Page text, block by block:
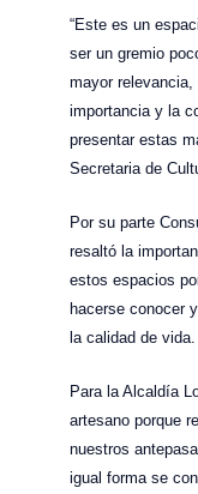
“Este es un
ser un gremio
mayor relevancia,
importancia y la
presentar estas
Secretaria de
Por su parte
resaltó la
estos espacios
hacerse conocer
la calidad de vida.
Para la Alcaldía
artesano porque
nuestros
igual forma se